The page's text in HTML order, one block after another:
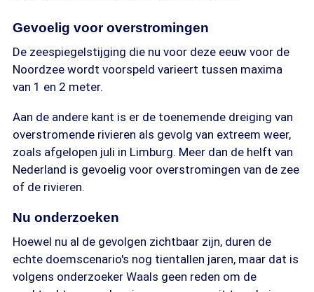
Gevoelig voor overstromingen
De zeespiegelstijging die nu voor deze eeuw voor de
Noordzee wordt voorspeld varieert tussen maxima
van 1 en 2 meter.
Aan de andere kant is er de toenemende dreiging van
overstromende rivieren als gevolg van extreem weer,
zoals afgelopen juli in Limburg. Meer dan de helft van
Nederland is gevoelig voor overstromingen van de zee
of de rivieren.
Nu onderzoeken
Hoewel nu al de gevolgen zichtbaar zijn, duren de
echte doemscenario's nog tientallen jaren, maar dat is
volgens onderzoeker Waals geen reden om de